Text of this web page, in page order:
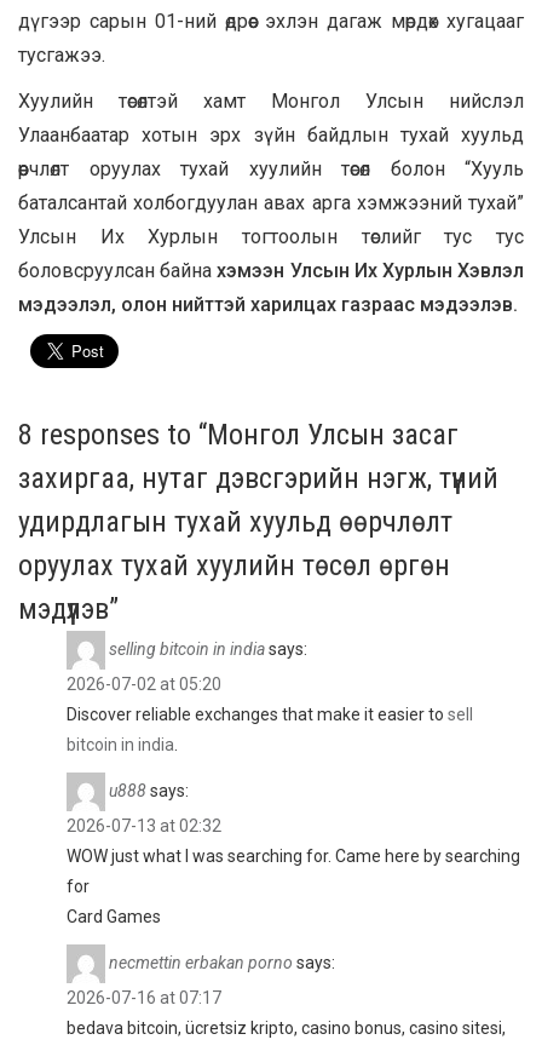
дүгээр сарын 01-ний өдрөөс эхлэн дагаж мөрдөх хугацааг
тусгажээ.
Хуулийн төсөлтэй хамт Монгол Улсын нийслэл
Улаанбаатар хотын эрх зүйн байдлын тухай хуульд
өөрчлөлт оруулах тухай хуулийн төсөл болон “Хууль
баталсантай холбогдуулан авах арга хэмжээний тухай”
Улсын Их Хурлын тогтоолын төслийг тус тус
боловсруулсан байнахэмээн Улсын Их Хурлын Хэвлэл
мэдээлэл, олон нийттэй харилцах газраас мэдээлэв.
8 responses to “Монгол Улсын засаг
захиргаа, нутаг дэвсгэрийн нэгж, түүний
удирдлагын тухай хуульд өөрчлөлт
оруулах тухай хуулийн төсөл өргөн
мэдүүлэв”
selling bitcoin in indiasays:
2026-07-02 at 05:20
Discover reliable exchanges that make it easier to sell
bitcoin in india
u888says:
2026-07-13 at 02:32
WOW just what I was searching for. Came here by searching
for
Card Games
necmettin erbakan porno says:
2026-07-16 at 07:17
bedava bitcoin, ücretsiz kripto, casino bonus, casino sitesi,